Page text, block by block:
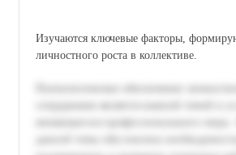
Изучаются ключевые факторы,
личностного роста в коллективе.